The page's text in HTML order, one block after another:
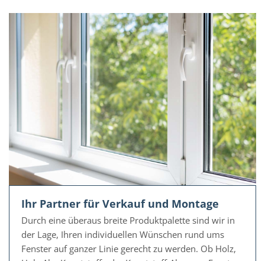
Ihr Partner für Verkauf und Montage
Durch eine überaus breite Produktpalette sind wir in
der Lage, Ihren individuellen Wünschen rund ums
Fenster auf ganzer Linie gerecht zu werden. Ob Holz,